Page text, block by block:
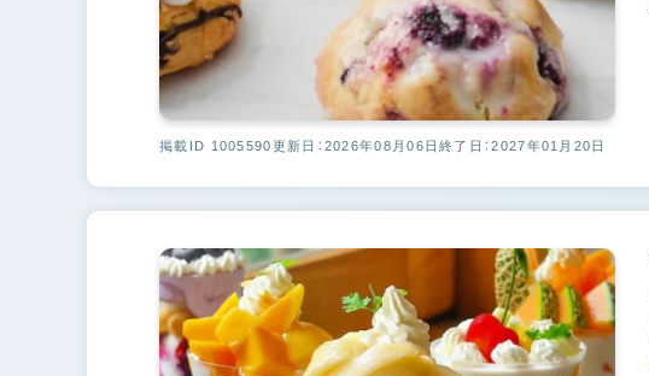
掲載ID 1005590更新日：2026年08月06日終了日：2027年01月20日